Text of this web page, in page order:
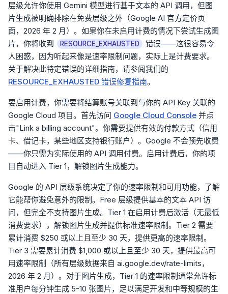
层级允许你使用 Gemini 模型进行基于文本的 API 调用，但图
片生成被明确排除在免费层级之外（Google AI 官方定价页
面，2026 年 2 月）。如果你在未启用计费的情况下尝试生成图
片，你将收到
RESOURCE_EXHAUSTED
错误——这很容易令
人困惑，因为听起来像是速率限制问题，实际上是计费要求。
关于解决此特定错误的详细指南，请参阅我们的
RESOURCE_EXHAUSTED 错误修复指南。
要启用计费，你需要将结算账号关联到与你的 API Key 关联的
Google Cloud 项目。首先访问 Google Cloud Console 并点
击"Link a billing account"。你需要提供有效的付款方式（信用
卡、借记卡，某些地区支持银行账户）。Google 不会预先收费
——你只需为实际使用的 API 调用付费。启用计费后，你的项
目自动进入 Tier 1，解锁图片生成能力。
Google 的 API 层级系统决定了你的速率限制和可用功能，了解
它能帮你避免意外的限制。Free 层级提供基本的文本 API 访
问，但完全不支持图片生成。Tier 1 在启用计费后激活（无最低
消费要求），解锁图片生成并提供标准速率限制。Tier 2 需要
累计消费 $250 或以上且至少 30 天，提供更高的速率限制。
Tier 3 需要累计消费 $1,000 或以上且至少 30 天，提供最高可
用速率限制（所有层级数据来自 ai.google.dev/rate-limits，
2026 年 2 月）。对于图片生成，Tier 1 的速率限制通常允许标
准用户每分钟生成 5-10 张图片，足以满足开发和中等规模的生